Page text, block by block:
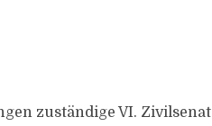
zuständige VI. Zivilsenat